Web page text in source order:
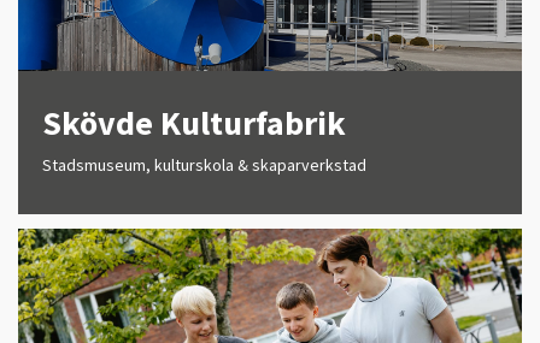
Skövde Kulturfabrik
Stadsmuseum, kulturskola & skaparverkstad